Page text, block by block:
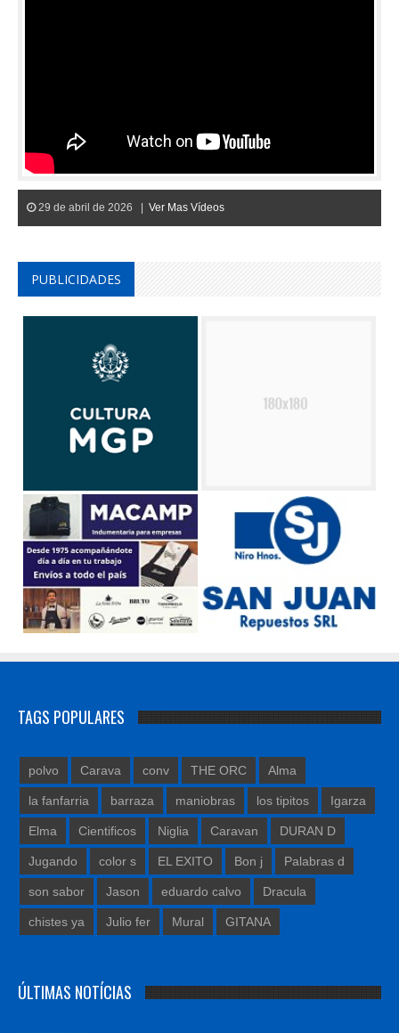
29 de abril de 2026 | Ver Mas Vídeos
PUBLICIDADES
TAGS POPULARES
polvo Carava conv THE ORC Alma
la fanfarria barraza maniobras los tipitos Igarza
Elma Cientificos Niglia Caravan DURAN D
Jugando color s EL EXITO Bon j Palabras d
son sabor Jason eduardo calvo Dracula
chistes ya Julio fer Mural GITANA
ÚLTIMAS NOTÍCIAS